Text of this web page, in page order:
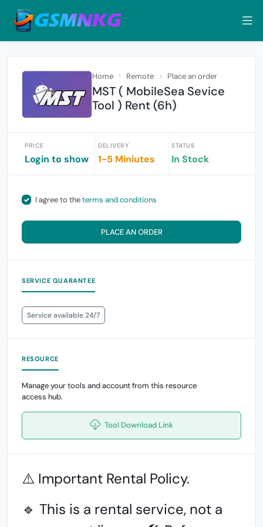
Home Remote Place an order
MST ( MobileSea Sevice
Tool ) Rent (6h)
PRICE
Login to show
DELIVERY
1-5 Miniutes
STATUS
In Stock
I agree to theterms and conditions
PLACE AN ORDER
SERVICE GUARANTEE
Service available 24/7
RESOURCE
Manage your tools and account from this resource
access hub.
Tool Download Link
⚠️ Important Rental Policy.
🔹 This is a rental service, not a